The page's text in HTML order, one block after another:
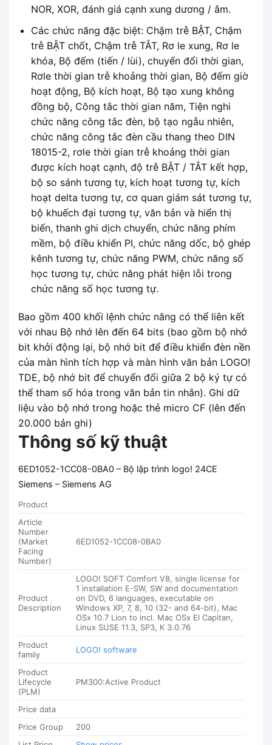
NOR, XOR, đánh giá cạnh xung dương / âm.
Các chức năng đặc biệt: Chậm trễ BẬT, Chậm
trễ BẬT chốt, Chậm trễ TẮT, Rơ le xung, Rơ le
khóa, Bộ đếm (tiến / lùi), chuyển đổi thời gian,
Rơle thời gian trễ khoảng thời gian, Bộ đếm giờ
hoạt động, Bộ kích hoạt, Bộ tạo xung không
đồng bộ, Công tắc thời gian năm, Tiện nghi
chức năng công tắc đèn, bộ tạo ngẫu nhiên,
chức năng công tắc đèn cầu thang theo DIN
18015-2, rơle thời gian trễ khoảng thời gian
được kích hoạt cạnh, độ trễ BẬT / TẮT kết hợp,
bộ so sánh tương tự, kích hoạt tương tự, kích
hoạt delta tương tự, cơ quan giám sát tương tự,
bộ khuếch đại tương tự, văn bản và hiển thị
biến, thanh ghi dịch chuyển, chức năng phím
mềm, bộ điều khiển PI, chức năng dốc, bộ ghép
kênh tương tự, chức năng PWM, chức năng số
học tương tự, chức năng phát hiện lỗi trong
chức năng số học tương tự.
Bao gồm 400 khối lệnh chức năng có thể liên kết
với nhau Bộ nhớ lên đến 64 bits (bao gồm bộ nhớ
bit khởi động lại, bộ nhớ bit để điều khiển đèn nền
của màn hình tích hợp và màn hình văn bản LOGO!
TDE, bộ nhớ bit để chuyển đổi giữa 2 bộ ký tự có
thể tham số hóa trong văn bản tin nhắn). Ghi dữ
liệu vào bộ nhớ trong hoặc thẻ micro CF (lên đến
20.000 bản ghi)
Thông số kỹ thuật
6ED1052-1CC08-0BA0 – Bộ lập trình logo! 24CE
Siemens – Siemens AG
Product
Article
Number
(Market
Facing
Number)
6ED1052-1CC08-0BA0
Product
Description
LOGO! SOFT Comfort V8, single license for
1 installation E-SW, SW and documentation
on DVD, 6 languages, executable on
Windows XP, 7, 8, 10 (32- and 64-bit), Mac
OSx 10.7 Lion to incl. Mac OSx El Capitan,
Linux SUSE 11.3, SP3, K 3.0.76
Product
family
LOGO! software
Product
Lifecycle
(PLM)
PM300:Active Product
Price data
Price Group
200